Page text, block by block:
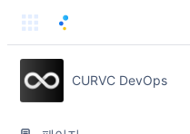
CURVC DevOps